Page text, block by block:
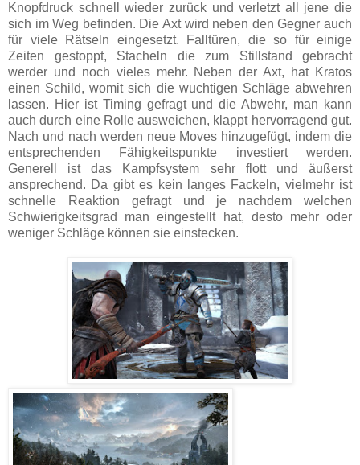
Knopfdruck schnell wieder zurück und verletzt all jene die
sich im Weg befinden. Die Axt wird neben den Gegner auch
für viele Rätseln eingesetzt. Falltüren, die so für einige
Zeiten gestoppt, Stacheln die zum Stillstand gebracht
werder und noch vieles mehr. Neben der Axt, hat Kratos
einen Schild, womit sich die wuchtigen Schläge abwehren
lassen. Hier ist Timing gefragt und die Abwehr, man kann
auch durch eine Rolle ausweichen, klappt hervorragend gut.
Nach und nach werden neue Moves hinzugefügt, indem die
entsprechenden Fähigkeitspunkte investiert werden.
Generell ist das Kampfsystem sehr flott und äußerst
ansprechend. Da gibt es kein langes Fackeln, vielmehr ist
schnelle Reaktion gefragt und je nachdem welchen
Schwierigkeitsgrad man eingestellt hat, desto mehr oder
weniger Schläge können sie einstecken.